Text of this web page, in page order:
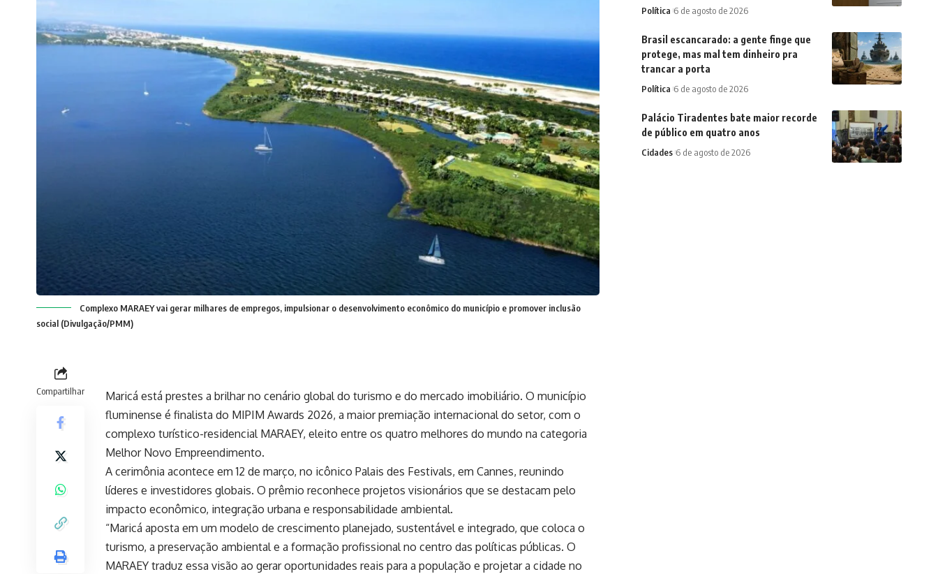
Complexo MARAEY vai gerar milhares de empregos, impulsionar o desenvolvimento econômico do município e promover inclusão
social (Divulgação/PMM)
Compartilhar
Maricá está prestes a brilhar no cenário global do turismo e do mercado imobiliário. O município
fluminense é finalista do MIPIM Awards 2026, a maior premiação internacional do setor, com o
complexo turístico-residencial MARAEY, eleito entre os quatro melhores do mundo na categoria
Melhor Novo Empreendimento.
A cerimônia acontece em 12 de março, no icônico Palais des Festivals, em Cannes, reunindo
líderes e investidores globais. O prêmio reconhece projetos visionários que se destacam pelo
impacto econômico, integração urbana e responsabilidade ambiental.
“Maricá aposta em um modelo de crescimento planejado, sustentável e integrado, que coloca o
turismo, a preservação ambiental e a formação profissional no centro das políticas públicas. O
MARAEY traduz essa visão ao gerar oportunidades reais para a população e projetar a cidade no
Política 6 de agosto de 2026
Brasil escancarado: a gente finge que
protege, mas mal tem dinheiro pra
trancar a porta
Política 6 de agosto de 2026
Palácio Tiradentes bate maior recorde
de público em quatro anos
Cidades 6 de agosto de 2026